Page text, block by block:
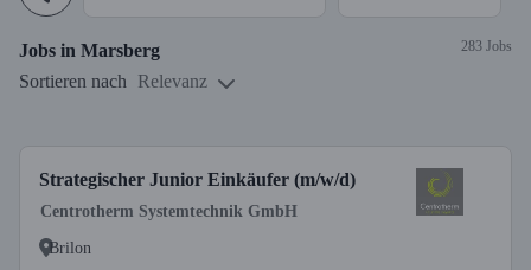
Jobs in Marsberg 283 Jobs
Sortieren nach Relevanz
Strategischer Junior Einkäufer (m/w/d)
Centrotherm Systemtechnik GmbH
Brilon